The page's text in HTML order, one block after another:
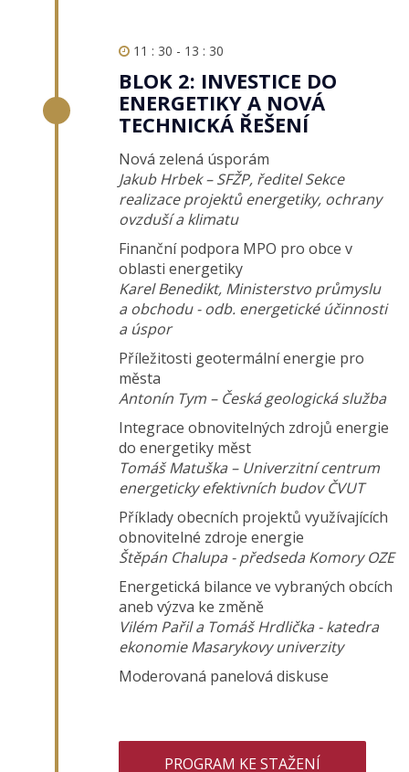
11 : 30 - 13 : 30
BLOK 2: INVESTICE DO
ENERGETIKY A NOVÁ
TECHNICKÁ ŘEŠENÍ
Nová zelená úsporám
Jakub Hrbek – SFŽP, ředitel Sekce
realizace projektů energetiky, ochrany
ovzduší a klimatu
Finanční podpora MPO pro obce v
oblasti energetiky
Karel Benedikt, Ministerstvo průmyslu
a obchodu - odb. energetické účinnosti
a úspor
Příležitosti geotermální energie pro
města
Antonín Tym – Česká geologická služba
Integrace obnovitelných zdrojů energie
do energetiky měst
Tomáš Matuška – Univerzitní centrum
energeticky efektivních budov ČVUT
Příklady obecních projektů využívajících
obnovitelné zdroje energie
Štěpán Chalupa - předseda Komory OZE
Energetická bilance ve vybraných obcích
aneb výzva ke změně
Vilém Pařil a Tomáš Hrdlička - katedra
ekonomie Masarykovy univerzity
Moderovaná panelová diskuse
PROGRAM KE STAŽENÍ